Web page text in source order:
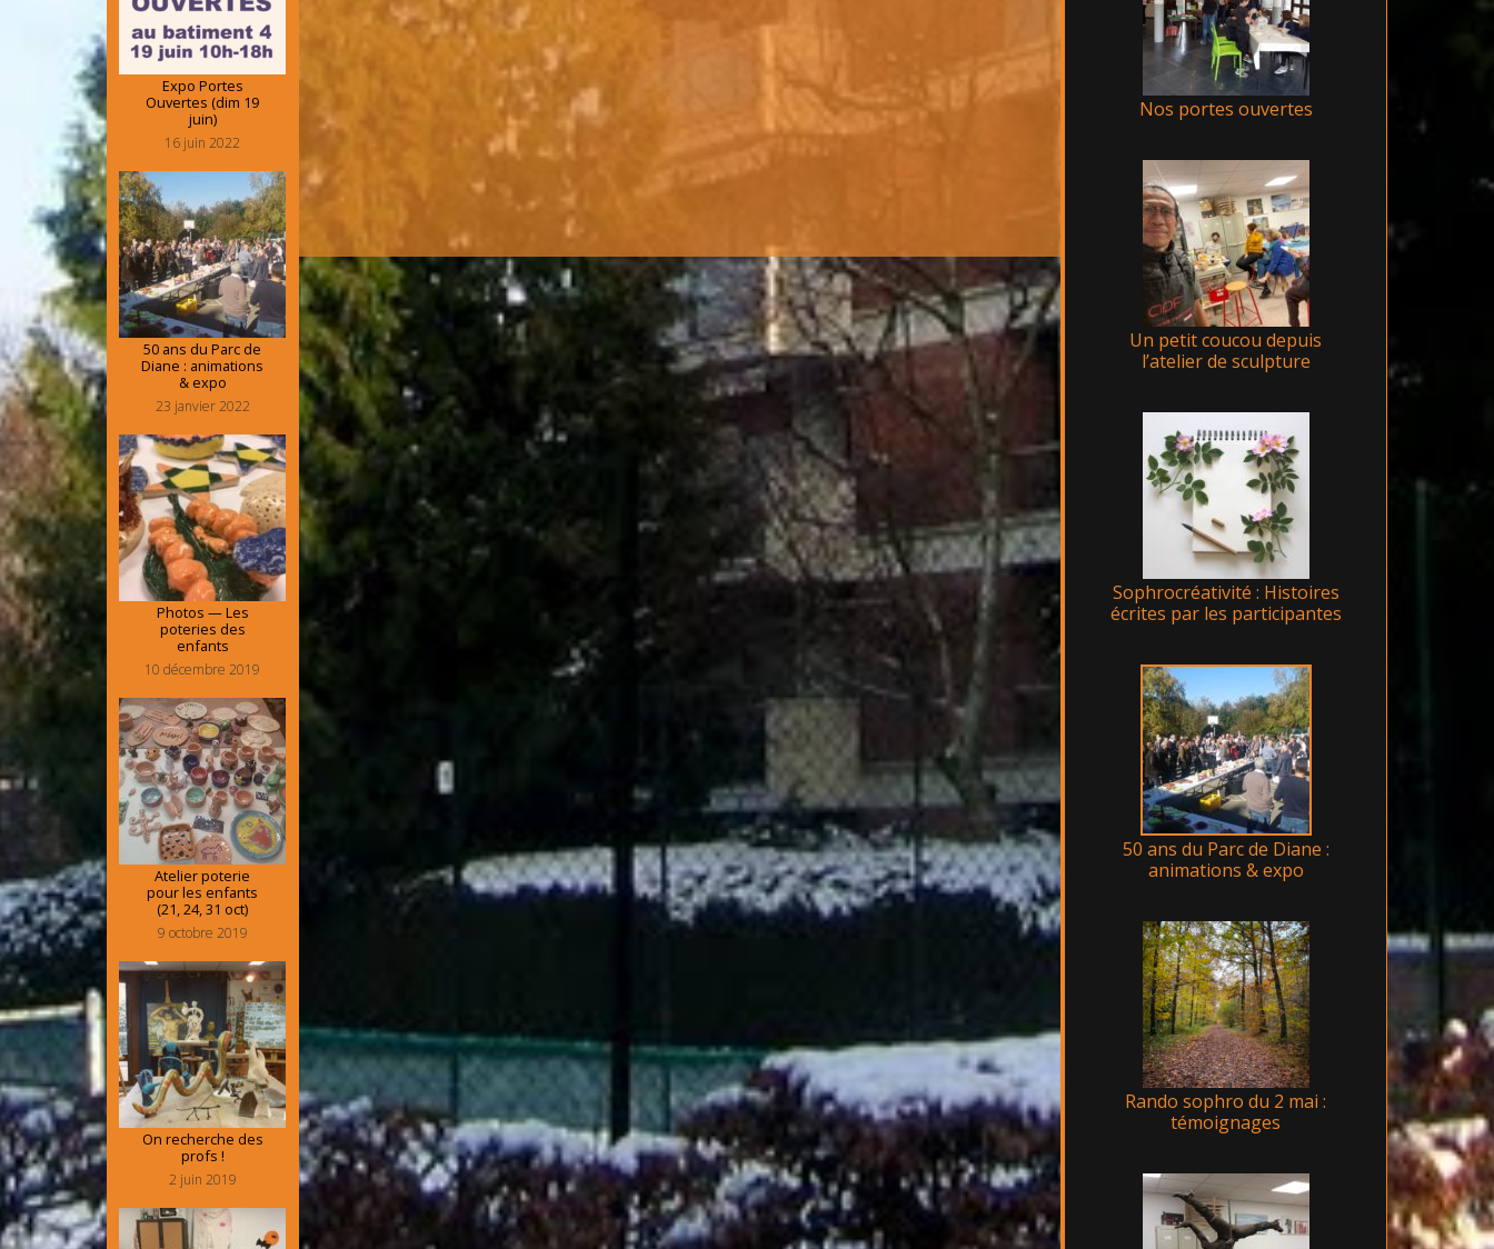
Nos portes ouvertes
Un petit coucou depuis
l’atelier de sculpture
Sophrocréativité : Histoires
écrites par les participantes
50 ans du Parc de Diane :
animations & expo
Rando sophro du 2 mai :
témoignages
Expo Portes
Ouvertes (dim 19
juin)
16 juin 2022
50 ans du Parc de
Diane : animations
& expo
23 janvier 2022
Photos — Les
poteries des
enfants
10 décembre 2019
Atelier poterie
pour les enfants
(21, 24, 31 oct)
9 octobre 2019
On recherche des
profs !
2 juin 2019